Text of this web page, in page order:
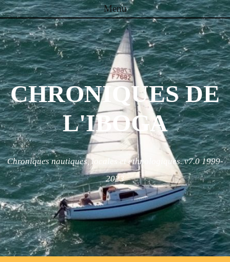
Menu
Skip to content
CHRONIQUES DE
L'IBOGA
Chroniques nautiques, locales et ethnologiques. v7.0 1999-
2023